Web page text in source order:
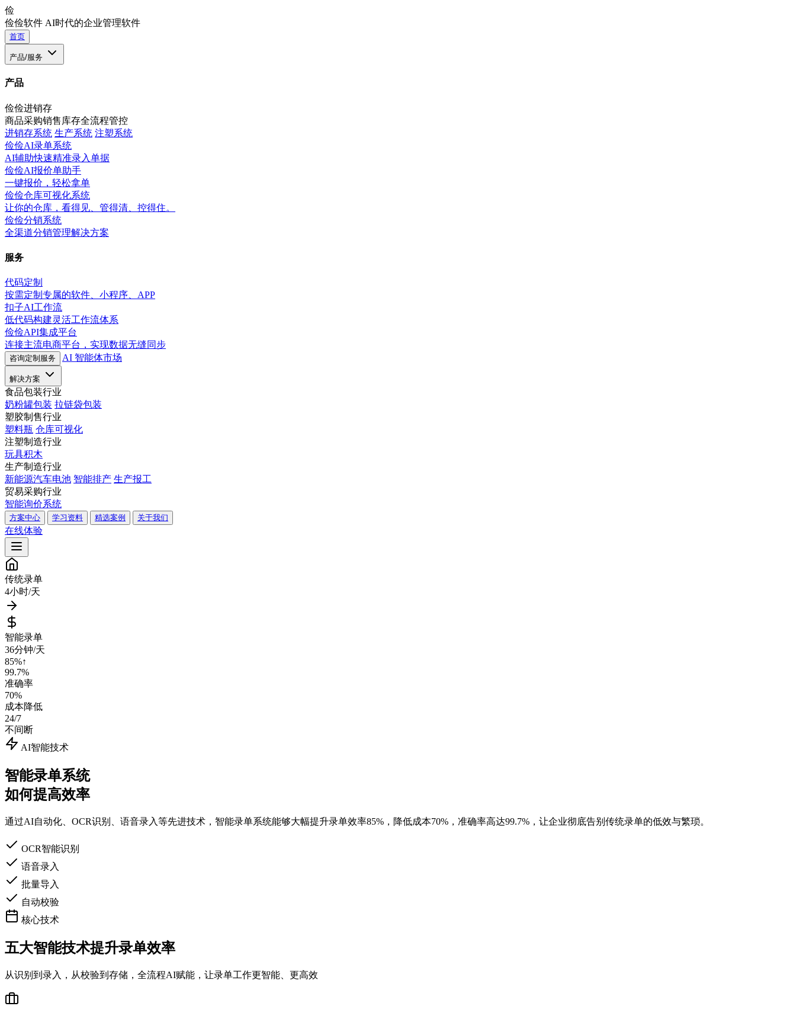
俭
俭俭软件 AI时代的企业管理软件
首页
产品/服务
产品
俭俭进销存
商品采购销售库存全流程管控
进销存系统 生产系统 注塑系统
俭俭AI录单系统
AI辅助快速精准录入单据
俭俭AI报价单助手
一键报价，轻松拿单
俭俭仓库可视化系统
让你的仓库，看得见、管得清、控得住。
俭俭分销系统
全渠道分销管理解决方案
服务
代码定制
按需定制专属的软件、小程序、APP
扣子AI工作流
低代码构建灵活工作流体系
俭俭API集成平台
连接主流电商平台，实现数据无缝同步
咨询定制服务 AI 智能体市场
解决方案
食品包装行业
奶粉罐包装 拉链袋包装
塑胶制售行业
塑料瓶 仓库可视化
注塑制造行业
玩具积木
生产制造行业
新能源汽车电池 智能排产 生产报工
贸易采购行业
智能询价系统
方案中心 学习资料 精选案例 关于我们
在线体验
传统录单
4小时/天
智能录单
36分钟/天
85%↑
99.7%
准确率
70%
成本降低
24/7
不间断
AI智能技术
智能录单系统
如何提高效率
通过AI自动化、OCR识别、语音录入等先进技术，智能录单系统能够大幅提升录单效率85%，降低成本70%，准确率高达99.7%，让企业彻底告别传统录单的低效与繁琐。
OCR智能识别
语音录入
批量导入
自动校验
核心技术
五大智能技术提升录单效率
从识别到录入，从校验到存储，全流程AI赋能，让录单工作更智能、更高效